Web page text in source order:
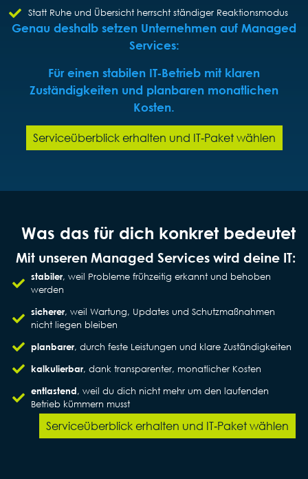
Statt Ruhe und Übersicht herrscht ständiger Reaktionsmodus
Genau deshalb setzen Unternehmen auf Managed
Services:
Für einen stabilen IT‑Betrieb mit klaren
Zuständigkeiten und planbaren monatlichen
Kosten.
Serviceüberblick erhalten und IT‑Paket wählen
Was das für dich konkret bedeutet
Mit unseren Managed Services wird deine IT:
stabiler, weil Probleme frühzeitig erkannt und behoben
werden
sicherer, weil Wartung, Updates und Schutzmaßnahmen
nicht liegen bleiben
planbarer, durch feste Leistungen und klare Zuständigkeiten
kalkulierbar, dank transparenter, monatlicher Kosten
entlastend, weil du dich nicht mehr um den laufenden
Betrieb kümmern musst
Serviceüberblick erhalten und IT‑Paket wählen